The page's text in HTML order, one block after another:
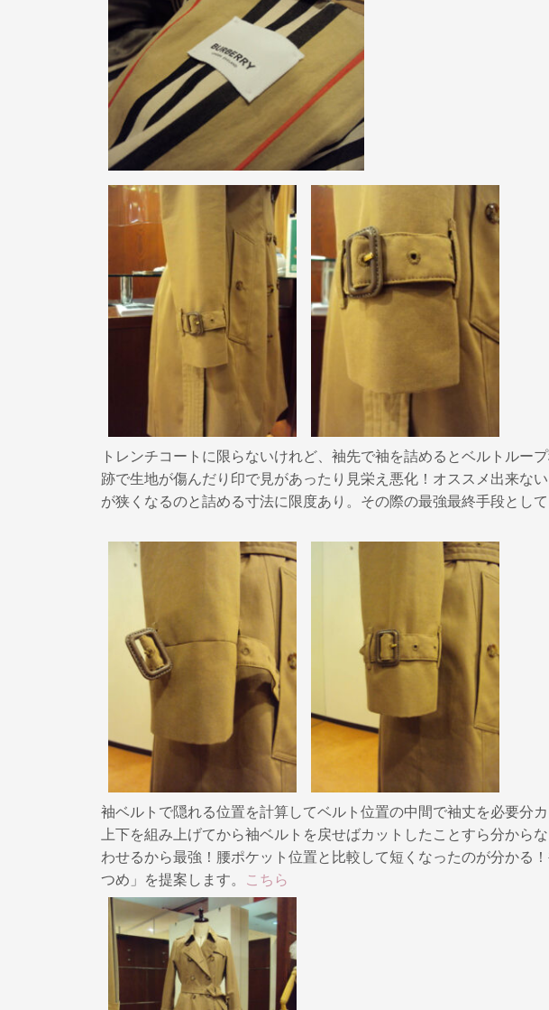
トレンチコートに限らないけれど、袖先で袖を詰めるとベルトルー
跡で生地が傷んだり印で見があったり見栄え悪化！オススメ出来な
が狭くなるのと詰める寸法に限度あり。その際の最強最終手段とし
袖ベルトで隠れる位置を計算してベルト位置の中間で袖丈を必要分
上下を組み上げてから袖ベルトを戻せばカットしたことすら分から
わせるから最強！腰ポケット位置と比較して短くなったのが分かる
つめ」を提案します。 こちら